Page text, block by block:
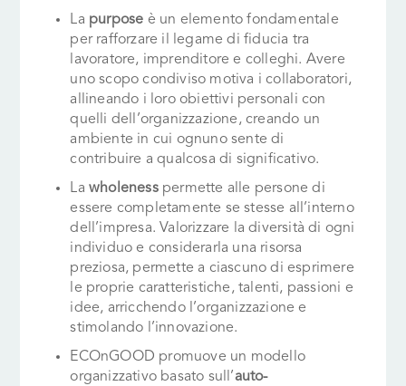
La purpose è un elemento fondamentale
per rafforzare il legame di fiducia tra
lavoratore, imprenditore e colleghi. Avere
uno scopo condiviso motiva i collaboratori,
allineando i loro obiettivi personali con
quelli dell’organizzazione, creando un
ambiente in cui ognuno sente di
contribuire a qualcosa di significativo.
Lawholenesspermette alle persone di
essere completamente se stesse all’interno
dell’impresa. Valorizzare la diversità di ogni
individuo e considerarla una risorsa
preziosa, permette a ciascuno di esprimere
le proprie caratteristiche, talenti, passioni e
idee, arricchendo l’organizzazione e
stimolando l’innovazione.
ECOnGOOD promuove un modello
organizzativo basato sull’auto-